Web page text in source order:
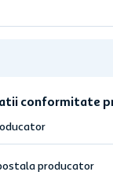
conformitate
producator